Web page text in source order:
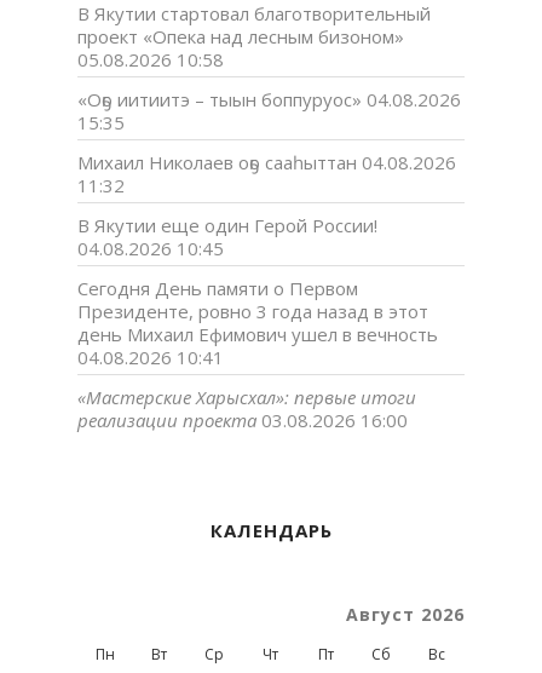
В Якутии стартовал благотворительный
проект «Опека над лесным бизоном»
05.08.2026 10:58
«Оҕо иитиитэ – тыын боппуруос» 04.08.2026
15:35
Михаил Николаев оҕо сааһыттан 04.08.2026
11:32
В Якутии еще один Герой России!
04.08.2026 10:45
Сегодня День памяти о Первом
Президенте, ровно 3 года назад в этот
день Михаил Ефимович ушел в вечность
04.08.2026 10:41
«Мастерские Харысхал»: первые итоги
реализации проекта 03.08.2026 16:00
КАЛЕНДАРЬ
Август 2026
Пн Вт Ср Чт Пт Сб Вс